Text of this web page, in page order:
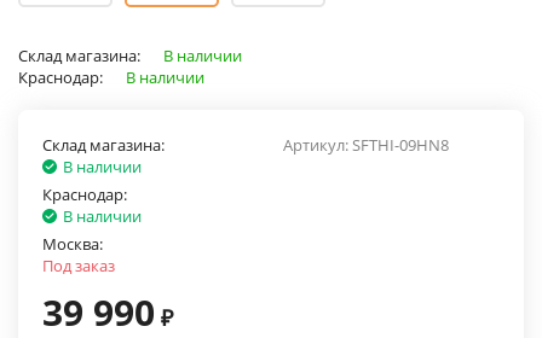
Склад магазина:
В наличии
Краснодар:
В наличии
Артикул: SFTHI-09HN8
Склад магазина:
В наличии
Краснодар:
В наличии
Москва:
Под заказ
39 990 ₽